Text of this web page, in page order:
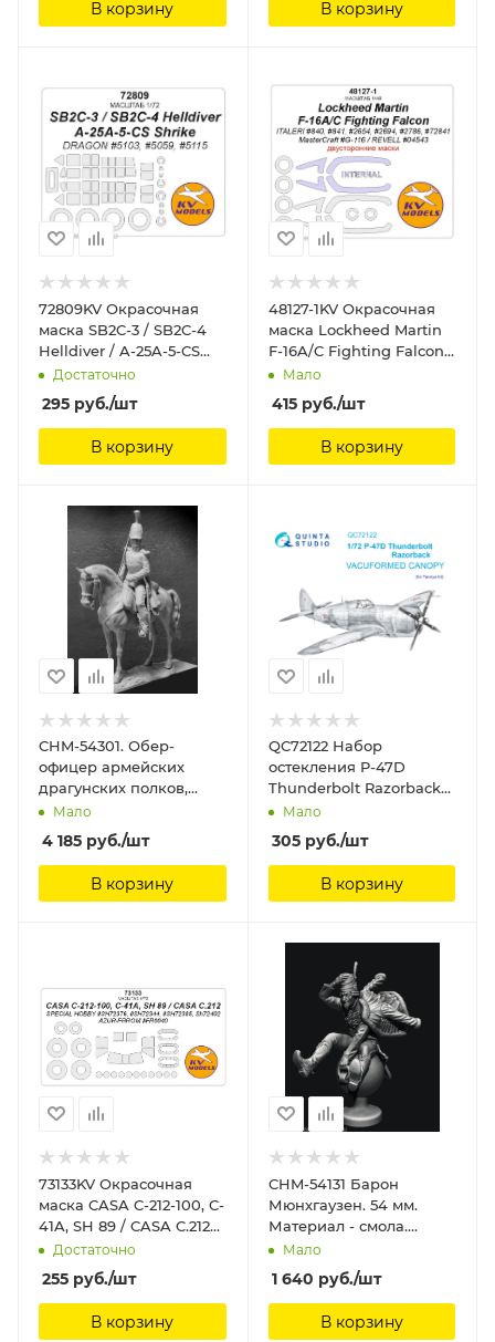
В корзину В корзину
72809KV Окрасочная
маска SB2C-3 / SB2C-4
Helldiver / A-25A-5-CS
Shrike (DRAGON #5103,
#5059, #5115) + маски на
диски и колеса KV
Models
Достаточно
295 руб./шт
В корзину
48127-1KV Окрасочная
маска Lockheed Martin
F-16A/C Fighting Falcon
(ITALERI #840, #841,
#2654, #2694, #2786,
#72841 / MasterCraft #G-
116 / REVELL #04543) -
(Двусторонние маски) +
Мало
415руб./шт
В корзину
CHM-54301. Обер-
офицер армейских
драгунских полков,
Россия 1812-14 гг. 54 мм.
Материал - смола.
Chronos Miniatures, 54
мм
Мало
4 185 руб./шт
В корзину
QC72122 Набор
остекления P-47D
Thunderbolt Razorback
(Tamiya) Quinta Studio
Мало
305руб./шт
В корзину
73133KV Окрасочная
маска CASA C-212-100, C-
41A, SH 89 / CASA C.212
(Special Hobby
#SH72376, #SH72344,
#SH72385, SH72402 /
Azur-FRROM #FR0040) +
маски на диски и
Достаточно
255 руб./шт
В корзину
CHM-54131 Барон
Мюнхгаузен. 54 мм.
Материал - смола.
Chronos Miniatures,
Мало
1 640 руб./шт
В корзину